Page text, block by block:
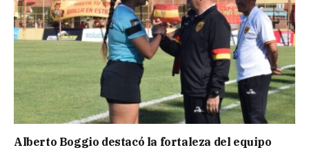
Alberto Boggio destacó la fortaleza del equipo